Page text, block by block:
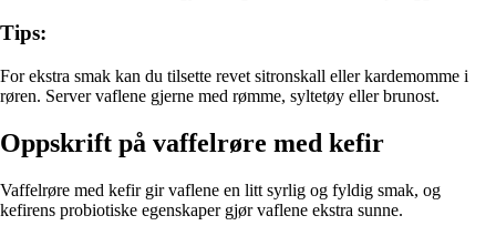
Tips:
For ekstra smak kan du tilsette revet sitronskall eller kardemomme i
røren. Server vaflene gjerne med rømme, syltetøy eller brunost.
Oppskrift på vaffelrøre med kefir
Vaffelrøre med kefir gir vaflene en litt syrlig og fyldig smak, og
kefirens probiotiske egenskaper gjør vaflene ekstra sunne.